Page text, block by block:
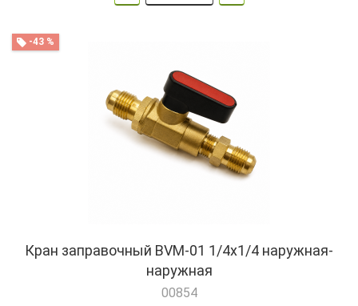
-43 %
Кран заправочный BVM-01 1/4x1/4 наружная-
наружная
00854